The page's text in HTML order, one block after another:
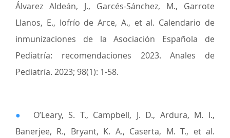
Álvarez Aldeán, J., Garcés-Sánchez, M., Garrote
Llanos, E., Iofrío de Arce, A., et al. Calendario de
inmunizaciones de la Asociación Española de
Pediatría: recomendaciones 2023. Anales de
Pediatría. 2023; 98(1): 1-58.
● O’Leary, S. T., Campbell, J. D., Ardura, M. I.,
Banerjee, R., Bryant, K. A., Caserta, M. T., et al.